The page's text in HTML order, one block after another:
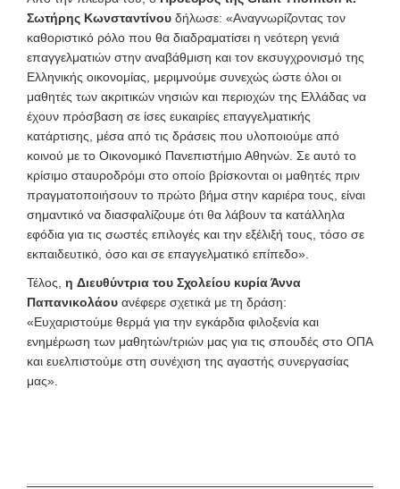
Σωτήρης Κωνσταντίνου δήλωσε: «Αναγνωρίζοντας τον
καθοριστικό ρόλο που θα διαδραματίσει η νεότερη γενιά
επαγγελματιών στην αναβάθμιση και τον εκσυγχρονισμό της
Ελληνικής οικονομίας, μεριμνούμε συνεχώς ώστε όλοι οι
μαθητές των ακριτικών νησιών και περιοχών της Ελλάδας να
έχουν πρόσβαση σε ίσες ευκαιρίες επαγγελματικής
κατάρτισης, μέσα από τις δράσεις που υλοποιούμε από
κοινού με το Οικονομικό Πανεπιστήμιο Αθηνών. Σε αυτό το
κρίσιμο σταυροδρόμι στο οποίο βρίσκονται οι μαθητές πριν
πραγματοποιήσουν το πρώτο βήμα στην καριέρα τους, είναι
σημαντικό να διασφαλίζουμε ότι θα λάβουν τα κατάλληλα
εφόδια για τις σωστές επιλογές και την εξέλιξή τους, τόσο σε
εκπαιδευτικό, όσο και σε επαγγελματικό επίπεδο».
Τέλος, η Διευθύντρια του Σχολείου κυρία Άννα
Παπανικολάου ανέφερε σχετικά με τη δράση:
«Ευχαριστούμε θερμά για την εγκάρδια φιλοξενία και
ενημέρωση των μαθητών/τριών μας για τις σπουδές στο ΟΠΑ
και ευελπιστούμε στη συνέχιση της αγαστής συνεργασίας
μας».